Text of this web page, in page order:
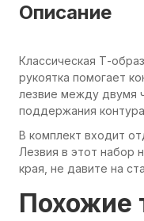
Описание
Классическая Т-
рукоятка помогает
лезвие между двумя
поддержания
В комплект входит
Лезвия в этот набор
края, не давите на
Похожие